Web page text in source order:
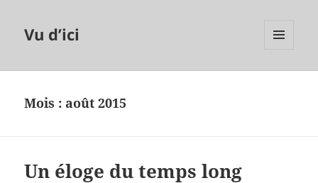
Vu d’ici
Mois : août 2015
Un éloge du temps long